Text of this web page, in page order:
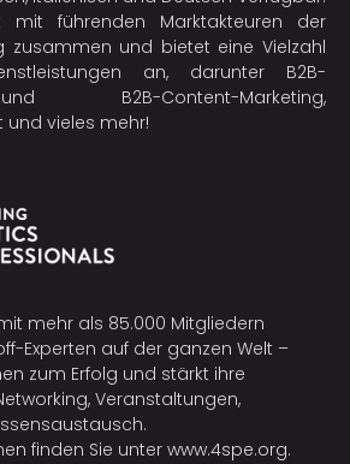
mit führenden Marktakteuren der
zusammen und bietet eine Vielzahl
an, darunter B2B-
B2B-Content-Marketing,
vieles mehr!
mehr als 85.000 Mitgliedern
Experten auf der ganzen Welt –
zum Erfolg und stärkt ihre
Veranstaltungen,
finden Sie unter www.4spe.org.